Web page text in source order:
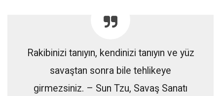
Rakibinizi tanıyın, kendinizi tanıyın ve yüz
savaştan sonra bile tehlikeye
girmezsiniz. – Sun Tzu, Savaş Sanatı